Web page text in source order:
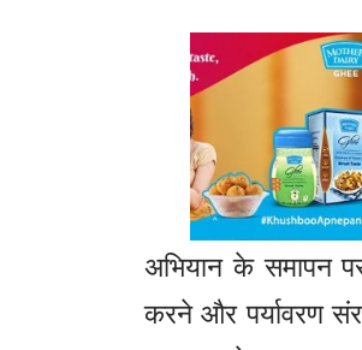
अभियान के समापन
करने और पर्यावरण